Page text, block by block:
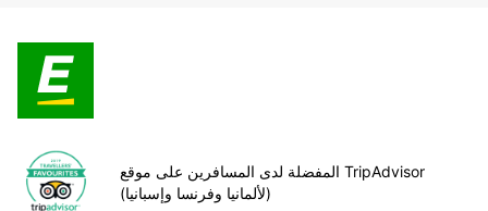
المفضلة لدى المسافرين على موقع TripAdvisor
(لألمانيا وفرنسا وإسبانيا)